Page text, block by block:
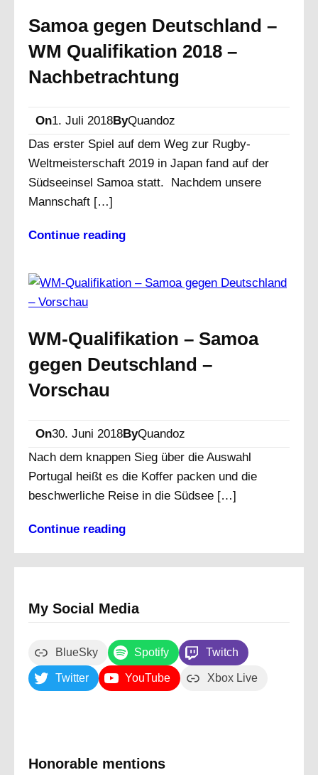
Samoa gegen Deutschland –
WM Qualifikation 2018 –
Nachbetrachtung
On1. Juli 2018ByQuandoz
Das erster Spiel auf dem Weg zur Rugby-
Weltmeisterschaft 2019 in Japan fand auf der
Südseeinsel Samoa statt. Nachdem unsere
Mannschaft […]
Continue reading
WM-Qualifikation – Samoa
gegen Deutschland –
Vorschau
On30. Juni 2018ByQuandoz
Nach dem knappen Sieg über die Auswahl
Portugal heißt es die Koffer packen und die
beschwerliche Reise in die Südsee […]
Continue reading
My Social Media
BlueSky Spotify Twitch
Twitter YouTube Xbox Live
Honorable mentions